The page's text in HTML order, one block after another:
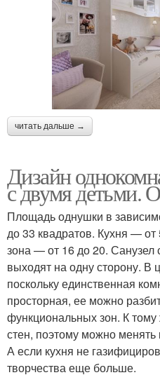
читать дальше →
Дизайн
с двумя детьми.
Площадь однушки в
до 33 квадратов. Кухня —
зона — от 16 до 20.
выходят на одну сторону. В
поскольку единственная
просторная, ее можно
функциональных зон. К
стен, поэтому можно
А если кухня не
творчества еще больше.